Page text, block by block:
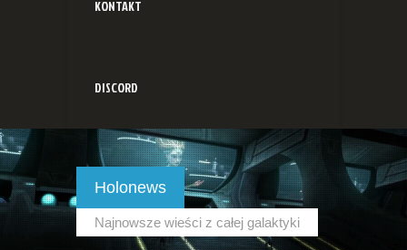
KONTAKT
DISCORD
Holonews
Najnowsze wieści z całej galaktyki